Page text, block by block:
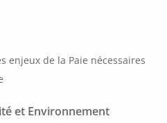
enjeux de la Paie nécessaires
et Environnement